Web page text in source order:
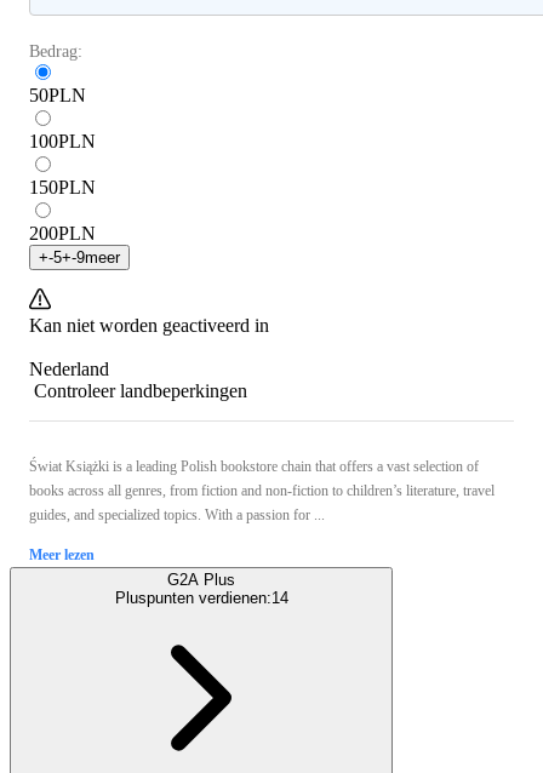
Bedrag:
50PLN
100PLN
150PLN
200PLN
+-5+-9meer
Kan niet worden geactiveerd in
Nederland
Controleer landbeperkingen
Świat Książki is a leading Polish bookstore chain that offers a vast selection of
books across all genres, from fiction and non-fiction to children’s literature, travel
guides, and specialized topics. With a passion for ...
Meer lezen
G2A Plus
Pluspunten verdienen:14